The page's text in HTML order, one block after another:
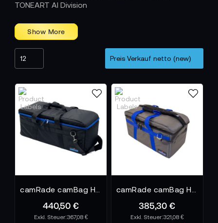
Body only
Bundles
TONEART AI Division
440,50 €
367,08 €
385,30 €
321,08 €